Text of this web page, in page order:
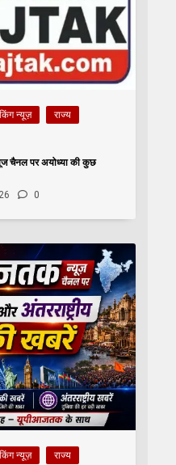
न्यूज़
राज्य
चैनल पर अयोध्या की कुछ
0
न्यूज़
राज्य